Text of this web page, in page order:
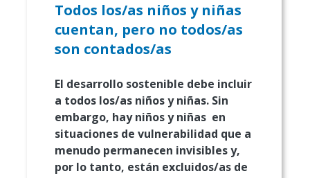
Todos los/as niños y niñas
cuentan, pero no todos/as
son contados/as
El desarrollo sostenible debe incluir
a todos los/as niños y niñas. Sin
embargo, hay niños y niñas en
situaciones de vulnerabilidad que a
menudo permanecen invisibles y,
por lo tanto, están excluidos/as de